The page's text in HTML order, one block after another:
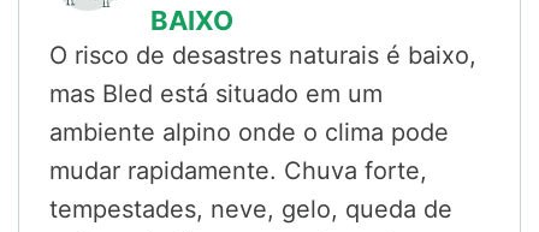
BAIXO
O risco de desastres naturais é baixo,
mas Bled está situado em um
ambiente alpino onde o clima pode
mudar rapidamente. Chuva forte,
tempestades, neve, gelo, queda de